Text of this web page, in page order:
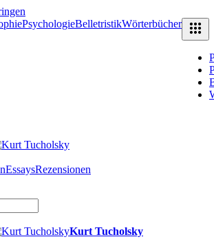
PsychologieBelletristikWörterbücher
EssaysRezensionen
Kurt Tucholsky